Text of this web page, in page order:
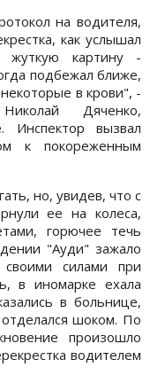
на водителя,
как услышал
жуткую картину -
подбежал ближе,
в крови", -
Дяченко,
Инспектор вызвал
к покореженным
но, увидев, что с
ее на колеса,
горючее течь
"Ауди" зажало
силами при
в иномарке ехала
в больнице,
шоком. По
произошло
водителем